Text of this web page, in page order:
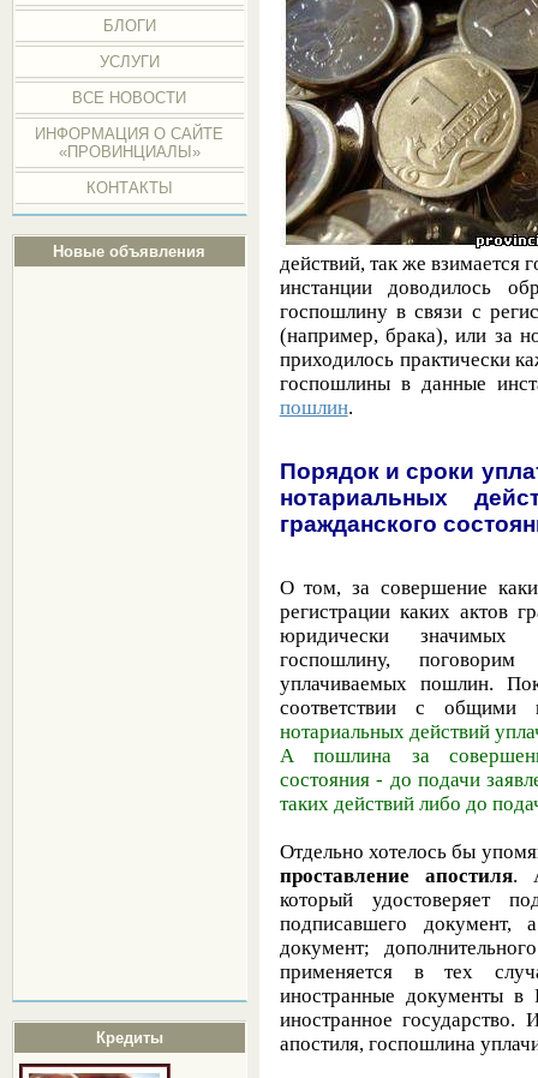
БЛОГИ
УСЛУГИ
ВСЕ НОВОСТИ
ИНФОРМАЦИЯ О САЙТЕ
«ПРОВИНЦИАЛЫ»
КОНТАКТЫ
Новые объявления
Кредиты
действий, так же взимается
инстанции доводилось
госпошлину в связи с
(например, брака), или за
приходилось практически
госпошлины в данные
пошлин.
Порядок и сроки
нотариальных
гражданского
О том, за совершение
регистрации каких актов
юридически значимых
госпошлину,
уплачиваемых пошлин.
соответствии с общими
нотариальных действий
А пошлина за
состояния - до подачи
таких действий либо до
Отдельно хотелось бы
проставление апостиля.
который удостоверяет
подписавшего документ,
документ;
применяется в тех
иностранные документы
иностранное
апостиля, госпошлина